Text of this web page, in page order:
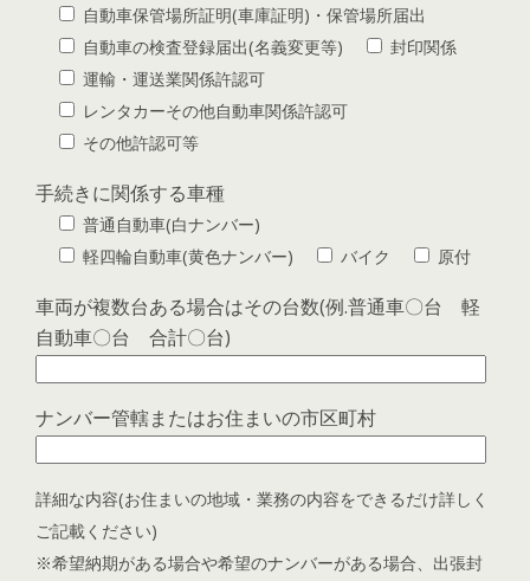
自動車保管場所証明(車庫証明)・保管場所届出
自動車の検査登録届出(名義変更等)
封印関係
運輸・運送業関係許認可
レンタカーその他自動車関係許認可
その他許認可等
手続きに関係する車種
普通自動車(白ナンバー)
軽四輪自動車(黄色ナンバー)
バイク 原付
車両が複数台ある場合はその台数(例.普通車〇台 軽
自動車〇台 合計〇台)
ナンバー管轄またはお住まいの市区町村
詳細な内容(お住まいの地域・業務の内容をできるだけ詳しく
ご記載ください)
※希望納期がある場合や希望のナンバーがある場合、出張封